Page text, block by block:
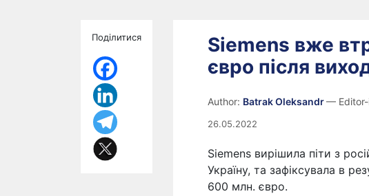
Поділитися
Siemens вже
євро після
Author: Batrak Oleksandr— Editor-
26.05.2022
Siemens вирішила піти з
Україну, та зафіксувала в
600 млн. євро.